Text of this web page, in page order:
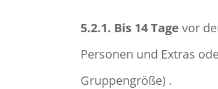
5.2.1. Bis 14 Tage vor
Personen und Extras
Gruppengröße) .